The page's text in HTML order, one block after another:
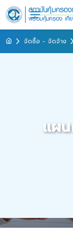
จัดซื้อ - จัดจ้าง
แผ